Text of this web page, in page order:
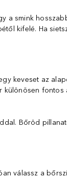
a smink
kifelé. Ha
keveset az
fontos
Bőröd
válassz a